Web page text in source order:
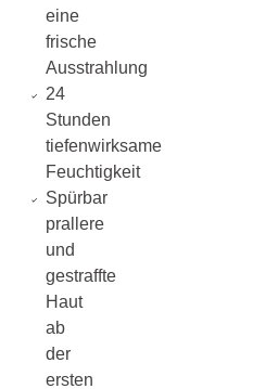
eine
frische
Ausstrahlung
24
Stunden
tiefenwirksame
Feuchtigkeit
Spürbar
prallere
und
gestraffte
Haut
ab
der
ersten